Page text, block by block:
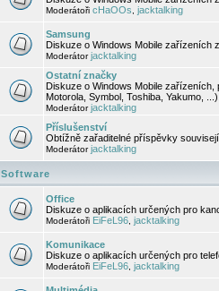
Moderátoři cHaOOs jacktalking
Samsung
Diskuze o Windows Mobile zařízeních
Moderátorjacktalking
Ostatní značky
Diskuze o Windows Mobile
Motorola, Symbol, Toshiba, Yakumo, ...).
Moderátorjacktalking
Příslušenství
Obtížně zařaditelné příspěvky
Moderátorjacktalking
Software
Office
Diskuze o aplikacích určených pro
Moderátoři EiFeL96 jacktalking
Komunikace
Diskuze o aplikacích určených pro
Moderátoři EiFeL96 jacktalking